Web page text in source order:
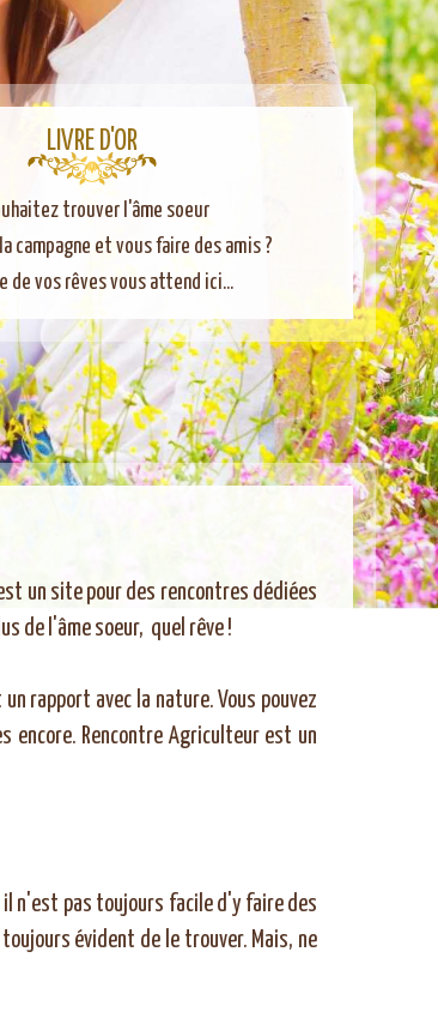
LIVRE D'OR
trouver l'âme soeur
campagne et vous faire des amis ?
de vos rêves vous attend ici...
un site pour des rencontres dédiées
de l'âme soeur, quel rêve !
rapport avec la nature. Vous pouvez
encore. Rencontre Agriculteur est un
il n'est pas toujours facile d'y faire des
évident de le trouver. Mais, ne